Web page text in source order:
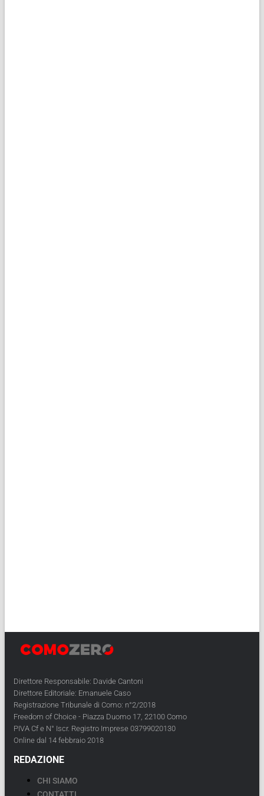
Direttore Responsabile: Davide Cantoni
Direttore Editoriale: Emanuele Caso
Registrazione Tribunale di Como: n°2/2018
Freedom of Choice - Piazza Duomo 17, 22100 Como
PIVA Cf e N° Iscr. Registro Imprese 03799020130
Online dal 14 febbraio 2018
REDAZIONE
CHI SIAMO